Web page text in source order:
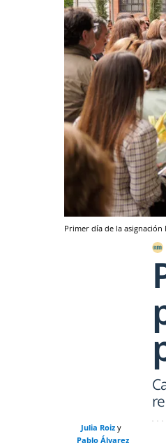
Primer día de la asignación
Julia Roiz
Pablo Álvarez